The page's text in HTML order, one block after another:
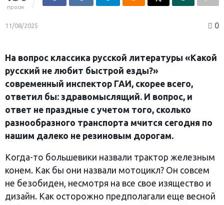
просм.
11/08/2025 0
На вопрос классика русской литературы «Какой
русский не любит быстрой езды?»
современный инспектор ГАИ, скорее всего,
ответил бы: здравомыслящий. И вопрос, и
ответ не праздные с учетом того, сколько
разнообразного транспорта мчится сегодня по
нашим далеко не резиновым дорогам.
Когда-то большевики назвали трактор железным
конем. Как бы они назвали мотоцикл? Он совсем
не безобиден, несмотря на все свое изящество и
дизайн. Как осторожно предполагали еще весной